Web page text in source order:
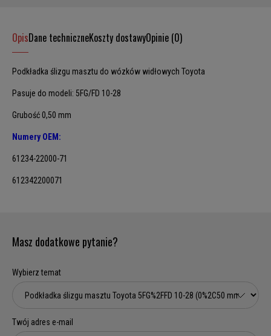
OpisDane techniczneKoszty dostawyOpinie (0)
Podkładka ślizgu masztu do wózków widłowych Toyota
Pasuje do modeli: 5FG/FD 10-28
Grubość 0,50 mm
Numery OEM:
61234-22000-71
612342200071
Masz dodatkowe pytanie?